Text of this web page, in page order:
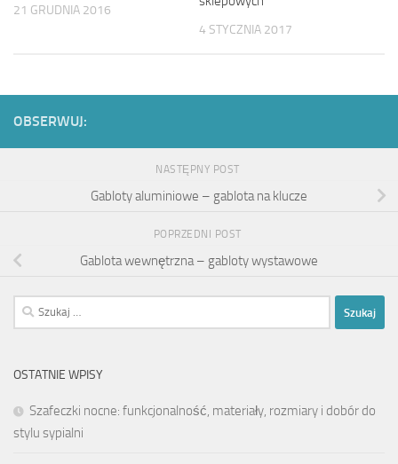
21 GRUDNIA 2016
4 STYCZNIA 2017
OBSERWUJ:
NASTĘPNY POST
Gabloty aluminiowe – gablota na klucze
POPRZEDNI POST
Gablota wewnętrzna – gabloty wystawowe
Szukaj:
OSTATNIE WPISY
Szafeczki nocne: funkcjonalność, materiały, rozmiary i dobór do
stylu sypialni